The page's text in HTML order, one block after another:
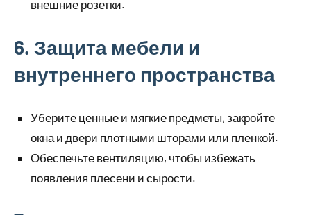
внешние розетки.
6. Защита мебели и
внутреннего пространства
Уберите ценные и мягкие предметы, закройте
окна и двери плотными шторами или пленкой.
Обеспечьте вентиляцию, чтобы избежать
появления плесени и сырости.